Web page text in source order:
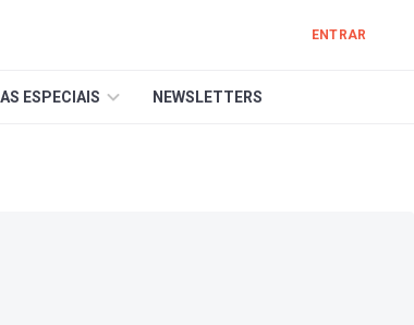
ENTRAR
ESPECIAIS NEWSLETTERS